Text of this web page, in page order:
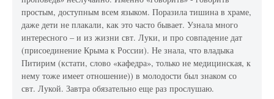
простым, доступным всем языком. Поразила тишина в храме,
даже дети не плакали, как это часто бывает. Узнала много
интересного – и из жизни свт. Луки, и про совпадение дат
(присоединение Крыма к России). Не знала, что владыка
Питирим (кстати, слово «кафедра», только не медицинская, к
нему тоже имеет отношение)) в молодости был знаком со
свт. Лукой. Завтра обязательно еще раз прослушаю.